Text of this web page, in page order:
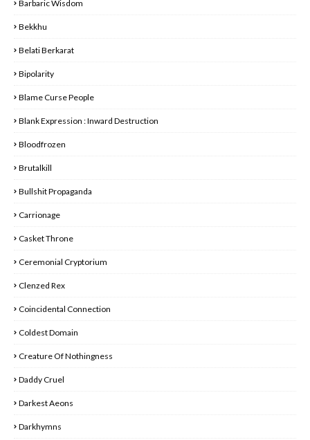
Barbaric Wisdom
Bekkhu
Belati Berkarat
Bipolarity
Blame Curse People
Blank Expression : Inward Destruction
Bloodfrozen
Brutalkill
Bullshit Propaganda
Carrionage
Casket Throne
Ceremonial Cryptorium
Clenzed Rex
Coincidental Connection
Coldest Domain
Creature Of Nothingness
Daddy Cruel
Darkest Aeons
Darkhymns